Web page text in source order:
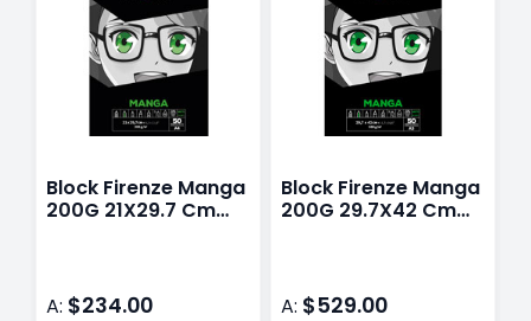
Block Firenze Manga
200G 21X29.7 Cm
A: $234.00
Block Firenze Manga
200G 29.7X42 Cm
A: $529.00